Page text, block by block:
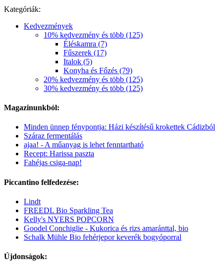
Kategóriák:
Kedvezmények
10% kedvezmény és több (125)
Éléskamra (7)
Fűszerek (17)
Italok (5)
Konyha és Főzés (79)
20% kedvezmény és több (125)
30% kedvezmény és több (125)
Magazinunkból:
Minden ünnep fénypontja: Házi készítésű krokettek Cádizból
Száraz fermentálás
ajaa! - A műanyag is lehet fenntartható
Recept: Harissa paszta
Fahéjas csiga-nap!
Piccantino felfedezése:
Lindt
FREEDL Bio Sparkling Tea
Kelly's NYERS POPCORN
Goodel Conchiglie - Kukorica és rizs amaránttal, bio
Schalk Mühle Bio fehérjepor keverék bogyóporral
Újdonságok: